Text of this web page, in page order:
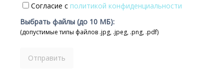
Согласие с политикой конфиденциальности
Выбрать файлы (до 10 МБ):
(допустимые типы файлов .jpg, .jpeg, .png, .pdf)